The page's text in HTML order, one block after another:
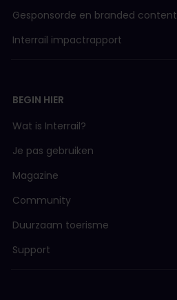
Gesponsorde en branded content
Interrail impactrapport
BEGIN HIER
Wat is Interrail?
Je pas gebruiken
Magazine
Community
Duurzaam toerisme
Support